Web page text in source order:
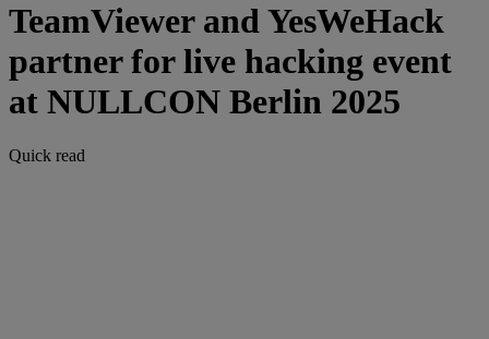
TeamViewer and YesWeHack
partner for live hacking event
at NULLCON Berlin 2025
Quick read